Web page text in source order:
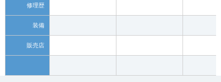
修理歴
装備
販売店